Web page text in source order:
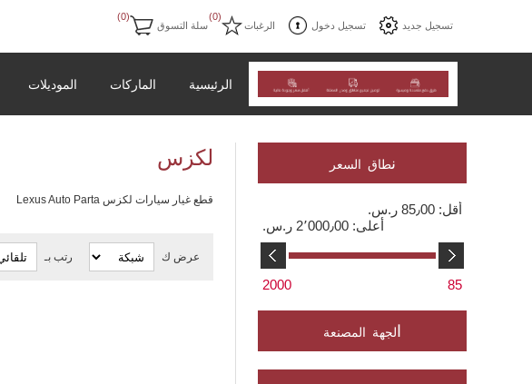
تسجيل جديد تسجيل دخول الرغبات
(0)
سلة التسوق
(0)
الرئيسية الماركات الموديلات
لكزس
قطع غيار سيارات لكزس Lexus Auto Parta
عرض ك رتب بـ
نطاق السعر
أقل: 85٫00 ر.س.‏
أعلى: 2٬000٫00 ر.س.‏
85
2000
لجهة المصنعة